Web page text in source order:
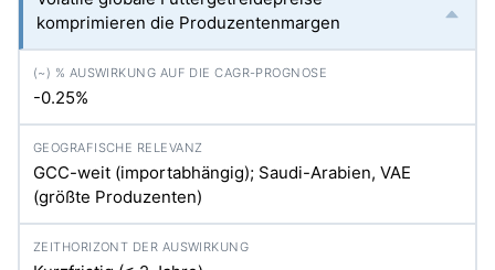
komprimieren die Produzentenmargen
-0.25%
GCC-weit (importabhängig); Saudi-Arabien, VAE
(größte Produzenten)